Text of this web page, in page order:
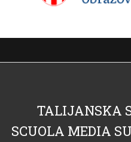
TALIJANSKA
SCUOLA MEDIA